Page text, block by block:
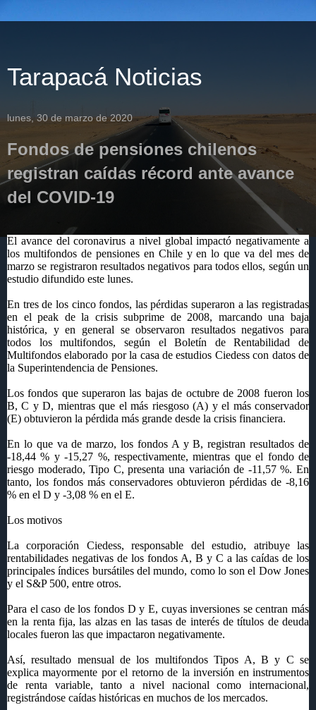
Tarapacá Noticias
lunes, 30 de marzo de 2020
Fondos de pensiones chilenos
registran caídas récord ante avance
del COVID-19
El avance del coronavirus a nivel global impactó negativamente a
los multifondos de pensiones en Chile y en lo que va del mes de
marzo se registraron resultados negativos para todos ellos, según un
estudio difundido este lunes.
En tres de los cinco fondos, las pérdidas superaron a las registradas
en el peak de la crisis subprime de 2008, marcando una baja
histórica, y en general se observaron resultados negativos para
todos los multifondos, según el Boletín de Rentabilidad de
Multifondos elaborado por la casa de estudios Ciedess con datos de
la Superintendencia de Pensiones.
Los fondos que superaron las bajas de octubre de 2008 fueron los
B, C y D, mientras que el más riesgoso (A) y el más conservador
(E) obtuvieron la pérdida más grande desde la crisis financiera.
En lo que va de marzo, los fondos A y B, registran resultados de
-18,44 % y -15,27 %, respectivamente, mientras que el fondo de
riesgo moderado, Tipo C, presenta una variación de -11,57 %. En
tanto, los fondos más conservadores obtuvieron pérdidas de -8,16
% en el D y -3,08 % en el E.
Los motivos
La corporación Ciedess, responsable del estudio, atribuye las
rentabilidades negativas de los fondos A, B y C a las caídas de los
principales índices bursátiles del mundo, como lo son el Dow Jones
y el S&P 500, entre otros.
Para el caso de los fondos D y E, cuyas inversiones se centran más
en la renta fija, las alzas en las tasas de interés de títulos de deuda
locales fueron las que impactaron negativamente.
Así, resultado mensual de los multifondos Tipos A, B y C se
explica mayormente por el retorno de la inversión en instrumentos
de renta variable, tanto a nivel nacional como internacional,
registrándose caídas históricas en muchos de los mercados.